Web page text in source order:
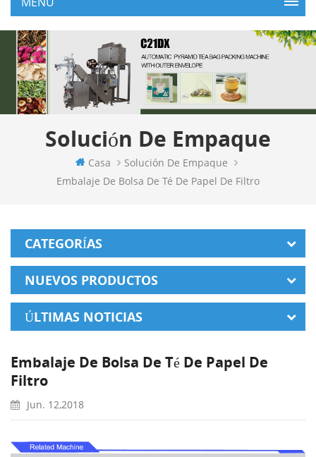
Solución De Empaque
Casa
Solución De Empaque
Embalaje De Bolsa De Té De Papel De Filtro
CATEGORÍAS
NUEVOS PRODUCTOS
ÚLTIMAS NOTICIAS
Embalaje De Bolsa De Té De Papel De
Filtro
Jun. 12,2018